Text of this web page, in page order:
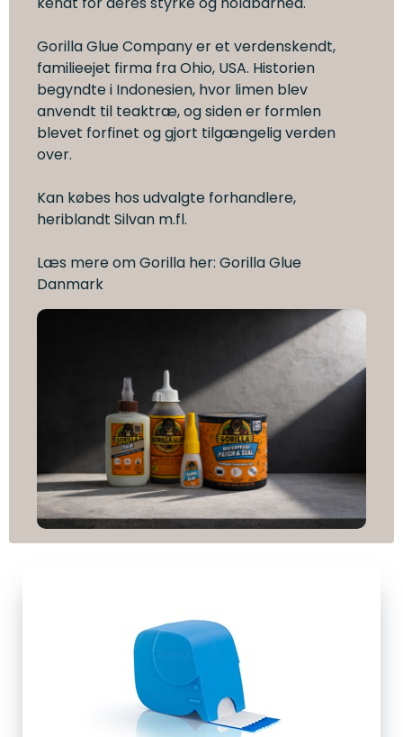
Gorilla Glue Company er et verdenskendt,
familieejet firma fra Ohio, USA. Historien
begyndte i Indonesien, hvor limen blev
anvendt til teaktræ, og siden er formlen
blevet forfinet og gjort tilgængelig verden
over.
Kan købes hos udvalgte forhandlere,
heriblandt Silvan m.fl.
Læs mere om Gorilla her: Gorilla Glue
Danmark